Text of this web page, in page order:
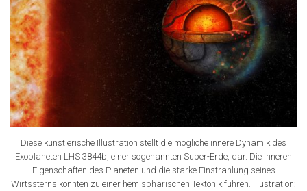
Diese künstlerische Illustration stellt die mögliche innere Dynamik des
Exoplaneten LHS 3844b, einer sogenannten Super-Erde, dar. Die inneren
Eigenschaften des Planeten und die starke Einstrahlung seines
Wirtssterns könnten zu einer hemisphärischen Tektonik führen. Illustration: